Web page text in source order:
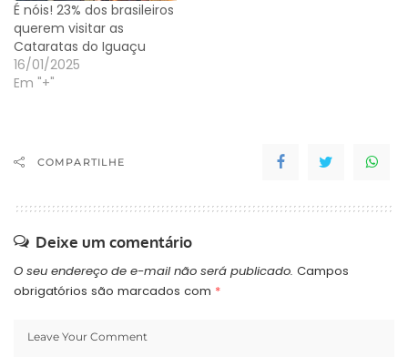
É nóis! 23% dos brasileiros
querem visitar as
Cataratas do Iguaçu
16/01/2025
Em "+"
COMPARTILHE
Deixe um comentário
O seu endereço de e-mail não será publicado. Campos
obrigatórios são marcados com *